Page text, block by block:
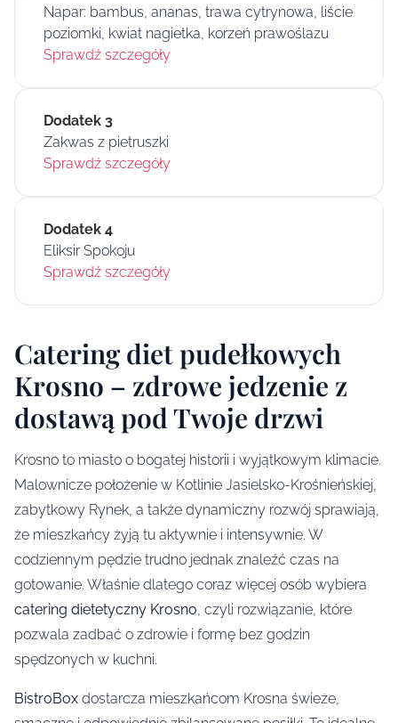
Napar: bambus, ananas, trawa cytrynowa, liście
poziomki, kwiat nagietka, korzeń prawoślazu
Sprawdź szczegóły
Dodatek 3
Zakwas z pietruszki
Sprawdź szczegóły
Dodatek 4
Eliksir Spokoju
Sprawdź szczegóły
Catering diet pudełkowych
Krosno – zdrowe jedzenie z
dostawą pod Twoje drzwi
Krosno to miasto o bogatej historii i wyjątkowym klimacie.
Malownicze położenie w Kotlinie Jasielsko-Krośnieńskiej,
zabytkowy Rynek, a także dynamiczny rozwój sprawiają,
że mieszkańcy żyją tu aktywnie i intensywnie. W
codziennym pędzie trudno jednak znaleźć czas na
gotowanie. Właśnie dlatego coraz więcej osób wybiera
catering dietetyczny Krosno , czyli rozwiązanie, które
pozwala zadbać o zdrowie i formę bez godzin
spędzonych w kuchni.
BistroBox dostarcza mieszkańcom Krosna świeże,